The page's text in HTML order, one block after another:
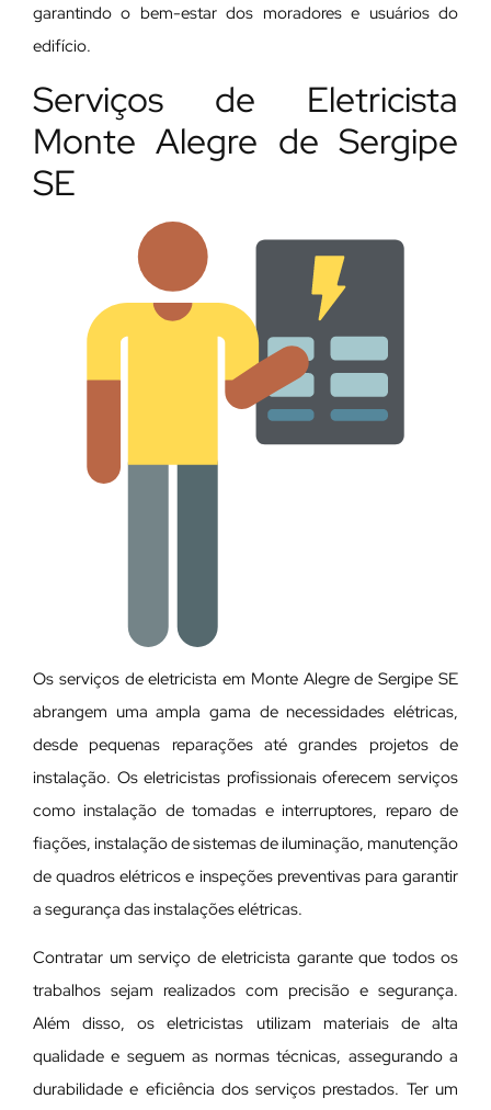
garantindo o bem-estar dos moradores e usuários do
edifício.
Serviços de Eletricista
Monte Alegre de Sergipe
SE
Os serviços de eletricista em Monte Alegre de Sergipe SE
abrangem uma ampla gama de necessidades elétricas,
desde pequenas reparações até grandes projetos de
instalação. Os eletricistas profissionais oferecem serviços
como instalação de tomadas e interruptores, reparo de
fiações, instalação de sistemas de iluminação, manutenção
de quadros elétricos e inspeções preventivas para garantir
a segurança das instalações elétricas.
Contratar um serviço de eletricista garante que todos os
trabalhos sejam realizados com precisão e segurança.
Além disso, os eletricistas utilizam materiais de alta
qualidade e seguem as normas técnicas, assegurando a
durabilidade e eficiência dos serviços prestados. Ter um